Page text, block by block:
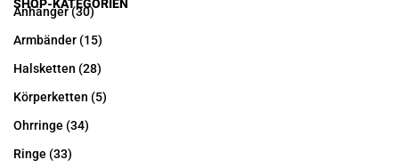
SHOP-KATEGORIEN
Anhänger(30)
Armbänder (15)
Halsketten (28)
Körperketten (5)
Ohrringe (34)
Ringe (33)